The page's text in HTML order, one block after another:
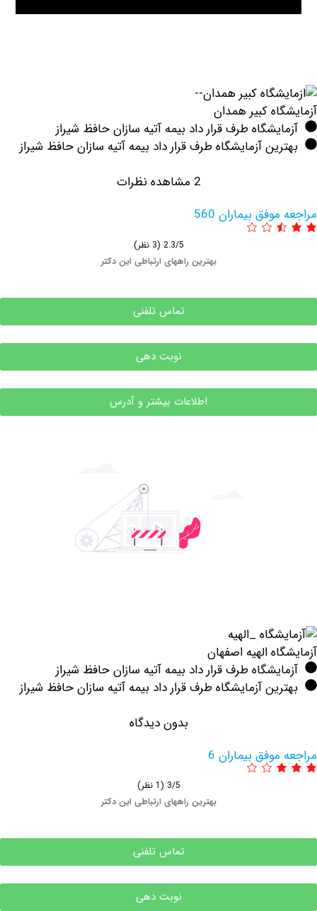
كبير همدان
طرف قرار داد بیمه آتیه سازان حافظ شیراز
آزمایشگاه طرف قرار داد بیمه آتیه سازان حافظ شیراز
بیماران 560
بهترین راههای ارتباطی این دکتر
تماس تلفنی
نوبت دهی
اطلاعات بیشتر و آدرس
‏الهیه اصفهان
طرف قرار داد بیمه آتیه سازان حافظ شیراز
آزمایشگاه طرف قرار داد بیمه آتیه سازان حافظ شیراز
بدون دیدگاه
بیماران 6
بهترین راههای ارتباطی این دکتر
تماس تلفنی
نوبت دهی